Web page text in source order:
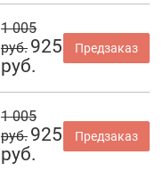
1 005
руб. 925
руб.
Предзаказ
1 005
руб. 925
руб.
Предзаказ